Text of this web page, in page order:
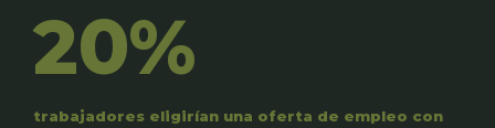
20%
trabajadores eligirían una oferta de empleo con